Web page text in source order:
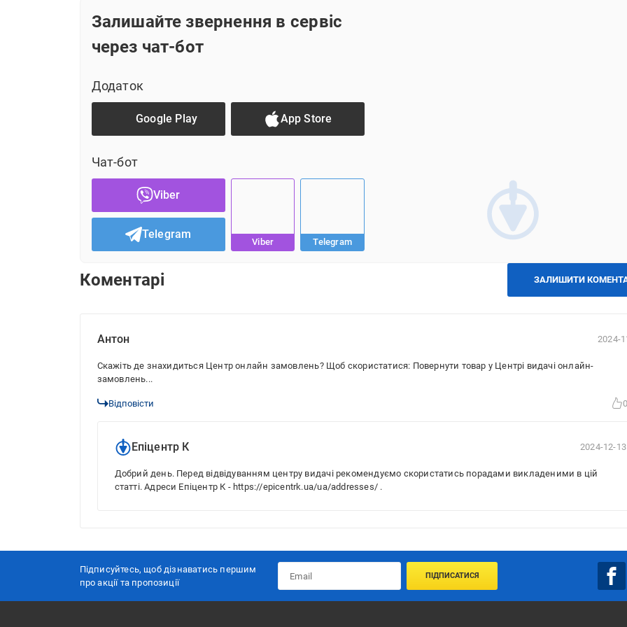
Інформація не зрозуміла
Інформація застаріла або не відповідає дійсності
Інша причина (текст)
Залишайте звернення в сервіс
через чат-бот
Додаток
Google Play App Store
Чат-бот
Viber
Telegram
Viber Telegram
Коментарі ЗАЛИШИТИ
Антон 2024-
Скажіть де знахидиться Центр онлайн замовлень? Щоб скористатися: Повернути товар у Центрі видачі онлайн-
замовлень...
Відповісти
Епіцентр К 2024-12-13
Добрий день. Перед відвідуванням центру видачі рекомендуємо скористатись порадами викладеними в цій
статті. Адреси Епіцентр К - https://epicentrk.ua/ua/addresses/ .
Підписуйтесь, щоб дізнаватись першим
про акції та пропозиції
ПІДПИСАТИСЯ